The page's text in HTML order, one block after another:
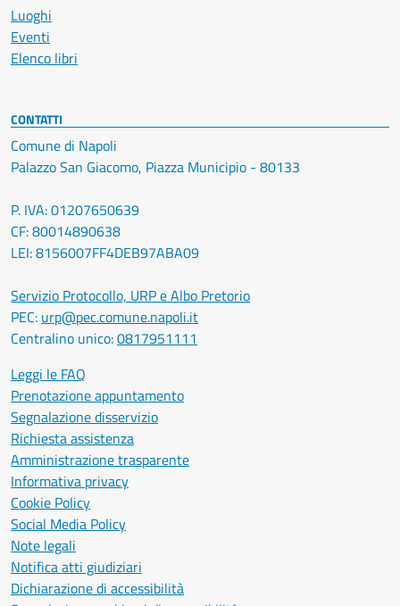
Luoghi
Eventi
Elenco libri
CONTATTI
Comune di Napoli
Palazzo San Giacomo, Piazza Municipio - 80133
P. IVA: 01207650639
CF: 80014890638
LEI: 8156007FF4DEB97ABA09
Servizio Protocollo, URP e Albo Pretorio
PEC: urp@pec.comune.napoli.it
Centralino unico:0817951111
Leggi le FAQ
Prenotazione appuntamento
Segnalazione disservizio
Richiesta assistenza
Amministrazione trasparente
Informativa privacy
Cookie Policy
Social Media Policy
Note legali
Notifica atti giudiziari
Dichiarazione di accessibilità